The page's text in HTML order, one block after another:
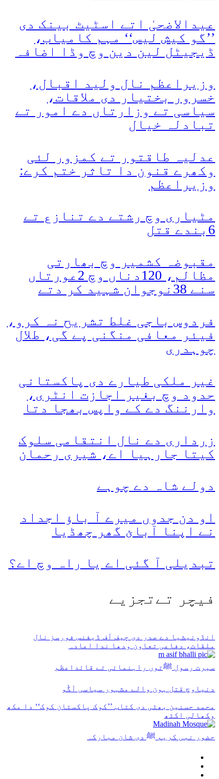
عیدالاضحیٰ اتے اسٹیٹ بینک دی
’’گو کیش لیس‘‘ مہم کامیاب،
ڈیجیٹل لین دین وچ وڈا اضافہ
وزیراعظم نال ولید اقبال،
خسرور بختیار دی ملاقات،
سیاسی تے وزارتاں دے امور تے
تبادلہ خیال
عدلیہ طاقتور تے کمزور لئی
وکھرے قنون دا تاثر ختم کرے:
وزیراعظم
مٹیاری وچ رشتے دے تنازع تے
6بندے قتل
مقبوضہ کشمیر وچ بھارتی
مظالم، 120دناں وچ 2عورتاں
سنے 38نوجوان شہید کر دتے
فردوس باجی غلط تشریح نہ کرو،
فیئر معافی منگنی پے گی، طلال
چوہدری
غیر ملکی طیارے دی پاکستانی
حدود وچ بغیر اجازت انٹری،
وارننگ دے کے واپس بھجا دتا
زرداری دے نال انتقامی سلوک
کیتا جارہیا اے، شیری رحمان
دولے شاہ دے چوہے
او دن جدوں میرے آ باؤ اجداد
نے اپنا آبائ گھر چھڈیا
تبدیلی آ گئی اے یا راہ وچ اے؟
فیچر تےتجزیے
انڈونیشیا دے صدر دی چیف آف ڈیفنس فورسز نال
ملقات، دفاعی تعاون ودھا ندا اعادہ
سیرت رسول ﷺتوں راہنمائی تے قائداعظم
دنیاوچ قتل ہون والے مشہور سیاسی آگُو
محمد حسنین بھٹی دی کتاب ’’کوک پاکستان کوک‘‘ دا مکھ
وکھالی اکٹھ
حضور نبی کریم ﷺ دی شان مبارکہ